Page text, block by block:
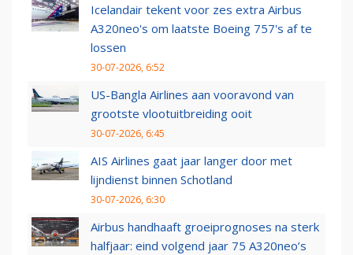
Icelandair tekent voor zes extra Airbus
A320neo's om laatste Boeing 757's af te
lossen
30-07-2026, 6:52
US-Bangla Airlines aan vooravond van
grootste vlootuitbreiding ooit
30-07-2026, 6:45
AIS Airlines gaat jaar langer door met
lijndienst binnen Schotland
30-07-2026, 6:30
Airbus handhaaft groeiprognoses na sterk
halfjaar: eind volgend jaar 75 A320neo’s